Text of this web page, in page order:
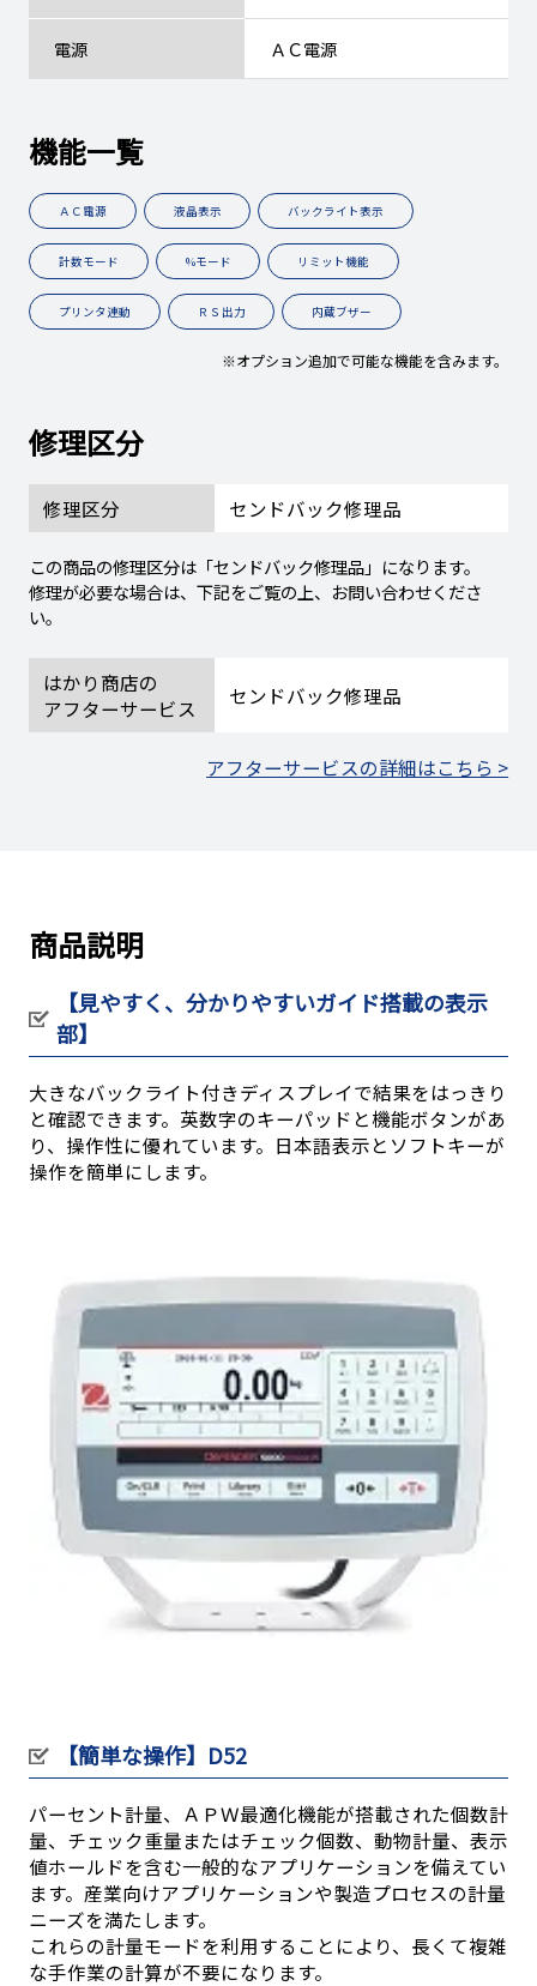
電源 ＡＣ電源
機能一覧
ＡＣ電源 液晶表示 バックライト表示
計数モード %モード リミット機能
プリンタ連動 ＲＳ出力 内蔵ブザー
※オプション追加で可能な機能を含みます。
修理区分
修理区分 センドバック修理品
この商品の修理区分は「センドバック修理品」になります。
修理が必要な場合は、下記をご覧の上、お問い合わせくださ
い。
はかり商店の
アフターサービス
センドバック修理品
アフターサービスの詳細はこちら >
商品説明
【見やすく、分かりやすいガイド搭載の表示
部】
大きなバックライト付きディスプレイで結果をはっきり
と確認できます。英数字のキーパッドと機能ボタンがあ
り、操作性に優れています。日本語表示とソフトキーが
操作を簡単にします。
【簡単な操作】D52
パーセント計量、ＡＰＷ最適化機能が搭載された個数計
量、チェック重量またはチェック個数、動物計量、表示
値ホールドを含む一般的なアプリケーションを備えてい
ます。産業向けアプリケーションや製造プロセスの計量
ニーズを満たします。
これらの計量モードを利用することにより、長くて複雑
な手作業の計算が不要になります。